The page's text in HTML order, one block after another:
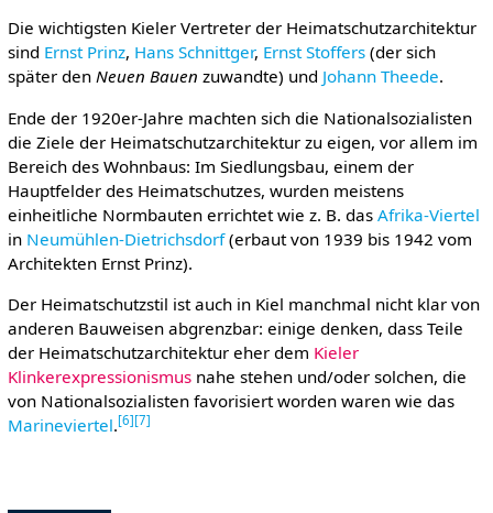
Die wichtigsten Kieler Vertreter der Heimatschutzarchitektur
sind Ernst Prinz, Hans Schnittger, Ernst Stoffers(der sich
später den Neuen Bauen zuwandte) und Johann Theede.
Ende der 1920er-Jahre machten sich die Nationalsozialisten
die Ziele der Heimatschutzarchitektur zu eigen, vor allem im
Bereich des Wohnbaus: Im Siedlungsbau, einem der
Hauptfelder des Heimatschutzes, wurden meistens
einheitliche Normbauten errichtet wie z. B. das Afrika-Viertel
in Neumühlen-Dietrichsdorf(erbaut von 1939 bis 1942 vom
Architekten Ernst Prinz).
Der Heimatschutzstil ist auch in Kiel manchmal nicht klar von
anderen Bauweisen abgrenzbar: einige denken, dass Teile
der Heimatschutzarchitektur eher dem Kieler
Klinkerexpressionismusnahe stehen und/oder solchen, die
von Nationalsozialisten favorisiert worden waren wie das
Marineviertel.[6][7]